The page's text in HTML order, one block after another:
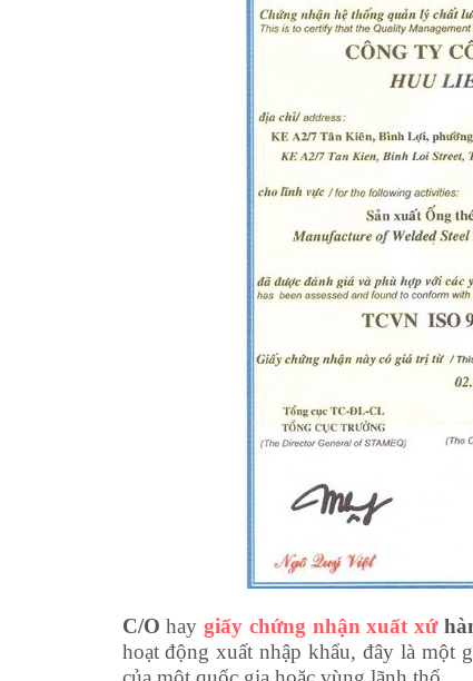
C/O haygiấy chứng nhận xuất xứ
hoạt động xuất nhập khẩu, đây là một